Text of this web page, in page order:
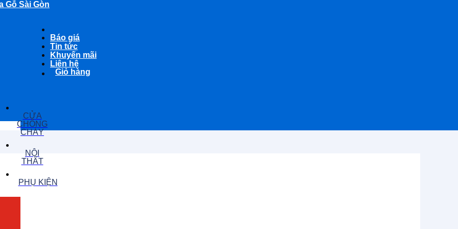
Gỗ Sài Gòn
Báo giá
Tin tức
Khuyến mãi
Liên hệ
Giỏ hàng
CỬA
CHỐNG
CHÁY
NỘI
THẤT
PHỤ KIỆN